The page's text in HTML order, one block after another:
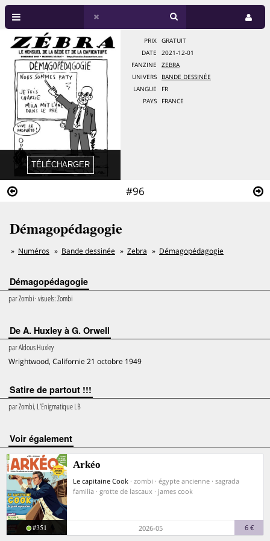
#96
PRIX
GRATUIT
DATE
2021-12-01
FANZINE
ZEBRA
UNIVERS
BANDE DESSINÉE
LANGUE
FR
PAYS
FRANCE
Démagopédagogie
Numéros Bande dessinée Zebra Démagopédagogie
Démagopédagogie
parZombi· visuels:Zombi
De A. Huxley à G. Orwell
parAldous Huxley
Wrightwood, Californie 21 octobre 1949
Satire de partout !!!
parZombi, L’Enigmatique LB
voir également
Arkéo
Le capitaine Cook · zombi · égypte ancienne · sagrada
familia · grotte de lascaux · james cook
#351 2026-05 6 €